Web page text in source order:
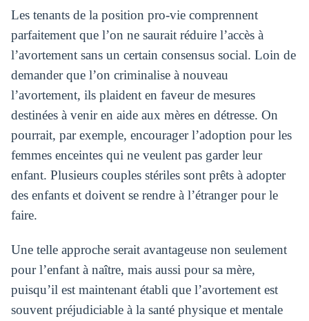
Les tenants de la position pro-vie comprennent
parfaitement que l’on ne saurait réduire l’accès à
l’avortement sans un certain consensus social. Loin de
demander que l’on criminalise à nouveau
l’avortement, ils plaident en faveur de mesures
destinées à venir en aide aux mères en détresse. On
pourrait, par exemple, encourager l’adoption pour les
femmes enceintes qui ne veulent pas garder leur
enfant. Plusieurs couples stériles sont prêts à adopter
des enfants et doivent se rendre à l’étranger pour le
faire.
Une telle approche serait avantageuse non seulement
pour l’enfant à naître, mais aussi pour sa mère,
puisqu’il est maintenant établi que l’avortement est
souvent préjudiciable à la santé physique et mentale